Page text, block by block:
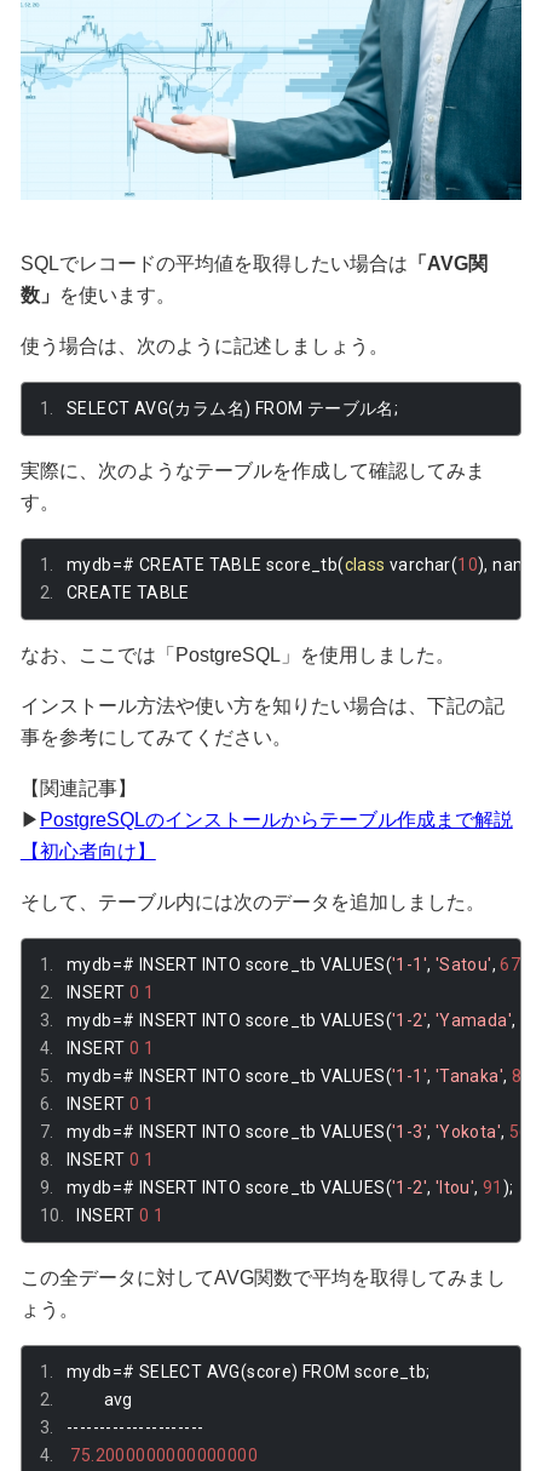
SQLでレコードの平均値を取得したい場合は 「AVG関
数」
を使います。
使う場合は、次のように記述しましょう。
SELECT AVG(カラム名) FROM テーブル名;
実際に、次のようなテーブルを作成して確認してみま
す。
mydb=# CREATE TABLE score_tb(class varchar(10),
CREATE TABLE
なお、ここでは「PostgreSQL」を使用しました。
インストール方法や使い方を知りたい場合は、下記の記
事を参考にしてみてください。
【関連記事】
▶︎ PostgreSQLのインストールからテーブル作成まで解説
【初心者向け】
そして、テーブル内には次のデータを追加しました。
mydb=# INSERT INTO score_tb VALUES('1-1', 'Satou', 67
INSERT 0 1
mydb=# INSERT INTO score_tb VALUES('1-2', 'Yamada',
INSERT 0 1
mydb=# INSERT INTO score_tb VALUES('1-1', 'Tanaka', 89
INSERT 0 1
mydb=# INSERT INTO score_tb VALUES('1-3', 'Yokota', 56
INSERT 0 1
mydb=# INSERT INTO score_tb VALUES('1-2', 'Itou', 91 );
INSERT 0 1
この全データに対してAVG関数で平均を取得してみまし
ょう。
mydb=# SELECT AVG(score) FROM score_tb;
         avg
---------------------
75.2000000000000000